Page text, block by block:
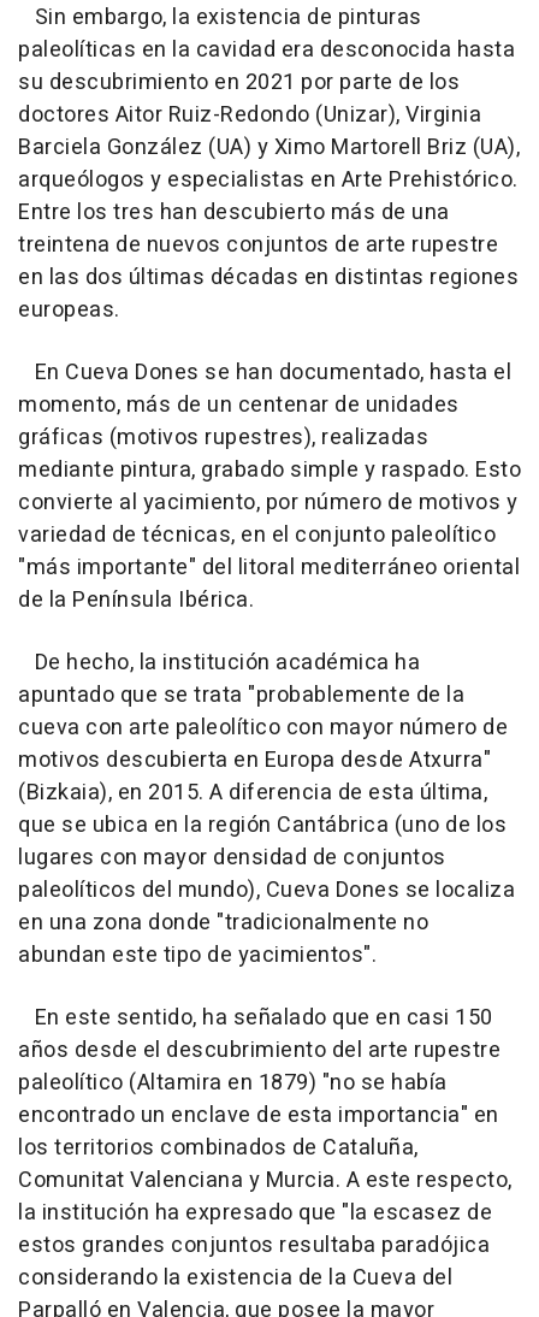
Sin embargo, la existencia de pinturas
paleolíticas en la cavidad era desconocida hasta
su descubrimiento en 2021 por parte de los
doctores Aitor Ruiz-Redondo (Unizar), Virginia
Barciela González (UA) y Ximo Martorell Briz (UA),
arqueólogos y especialistas en Arte Prehistórico.
Entre los tres han descubierto más de una
treintena de nuevos conjuntos de arte rupestre
en las dos últimas décadas en distintas regiones
europeas.
En Cueva Dones se han documentado, hasta el
momento, más de un centenar de unidades
gráficas (motivos rupestres), realizadas
mediante pintura, grabado simple y raspado. Esto
convierte al yacimiento, por número de motivos y
variedad de técnicas, en el conjunto paleolítico
"más importante" del litoral mediterráneo oriental
de la Península Ibérica.
De hecho, la institución académica ha
apuntado que se trata "probablemente de la
cueva con arte paleolítico con mayor número de
motivos descubierta en Europa desde Atxurra"
(Bizkaia), en 2015. A diferencia de esta última,
que se ubica en la región Cantábrica (uno de los
lugares con mayor densidad de conjuntos
paleolíticos del mundo), Cueva Dones se localiza
en una zona donde "tradicionalmente no
abundan este tipo de yacimientos".
En este sentido, ha señalado que en casi 150
años desde el descubrimiento del arte rupestre
paleolítico (Altamira en 1879) "no se había
encontrado un enclave de esta importancia" en
los territorios combinados de Cataluña,
Comunitat Valenciana y Murcia. A este respecto,
la institución ha expresado que "la escasez de
estos grandes conjuntos resultaba paradójica
considerando la existencia de la Cueva del